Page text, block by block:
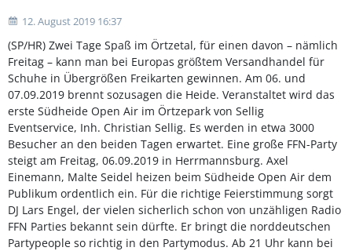
12. August 2019 16:37
(SP/HR) Zwei Tage Spaß im Örtzetal, für einen davon – nämlich
Freitag – kann man bei Europas größtem Versandhandel für
Schuhe in Übergrößen Freikarten gewinnen. Am 06. und
07.09.2019 brennt sozusagen die Heide. Veranstaltet wird das
erste Südheide Open Air im Örtzepark von Sellig
Eventservice, Inh. Christian Sellig. Es werden in etwa 3000
Besucher an den beiden Tagen erwartet. Eine große FFN-Party
steigt am Freitag, 06.09.2019 in Herrmannsburg. Axel
Einemann, Malte Seidel heizen beim Südheide Open Air dem
Publikum ordentlich ein. Für die richtige Feierstimmung sorgt
DJ Lars Engel, der vielen sicherlich schon von unzähligen Radio
FFN Parties bekannt sein dürfte. Er bringt die norddeutschen
Partypeople so richtig in den Partymodus. Ab 21 Uhr kann bei